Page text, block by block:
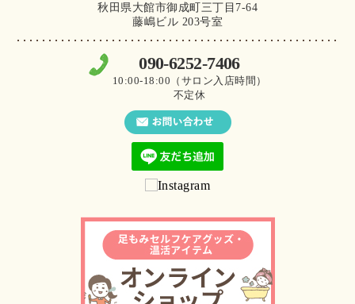
秋田県大館市御成町三丁目7-64
藤嶋ビル 203号室
090-6252-7406
10:00-18:00（サロン入店時間）
不定休